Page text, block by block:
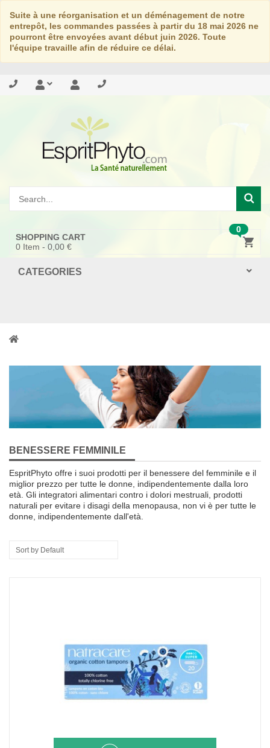
Suite à une réorganisation et un déménagement de notre
entrepôt, les commandes passées à partir du 18 mai 2026 ne
pourront être envoyées avant début juin 2026. Toute
l'équipe travaille afin de réduire ce délai.
0
SHOPPING CART
0 Item - 0,00 €
CATEGORIES
BENESSERE FEMMINILE
EspritPhyto offre i suoi prodotti per il benessere del femminile e il
miglior prezzo per tutte le donne indipendentemente dalla loro
età Gli integratori alimentari contro i dolori mestruali prodotti
naturali per evitare i disagi della menopausa non vi è per tutte le
donne indipendentemente dall'età
Sort by Default